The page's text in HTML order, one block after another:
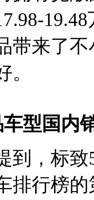
带来了
型国内
到，标
排行榜